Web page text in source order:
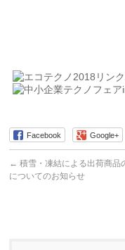
Facebook Google+
← 積雪・凍結による出荷商品
についてのお知らせ